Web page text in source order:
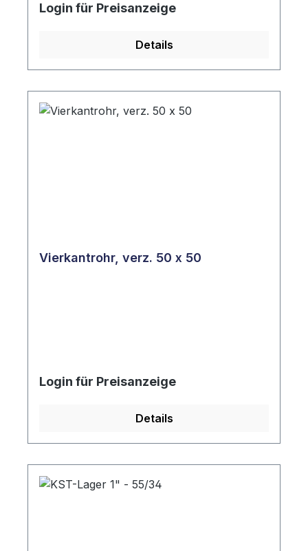
Login für Preisanzeige
Details
Vierkantrohr, verz. 50 x 50
Login für Preisanzeige
Details